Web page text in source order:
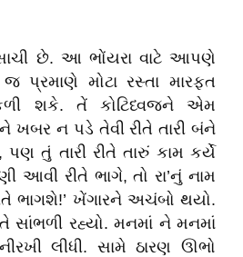
સાચી છે. આ ભોંયરા વાટે આપણે
મોટા રસ્તા મારફત
શકે. તેં કોટિધ્વજને એમ
ખબર ન પડે તેવી રીતે તારી બંને
તું તારી રીતે તારું કામ કર્યે
આવી રીતે ભાગે, તો રા’નું નામ
ભાગશે!’ ખેંગારને અચંબો થયો.
સાંભળી રહ્યો. મનમાં ને મનમાં
લીધી. સામે ઠારણ ઊભો